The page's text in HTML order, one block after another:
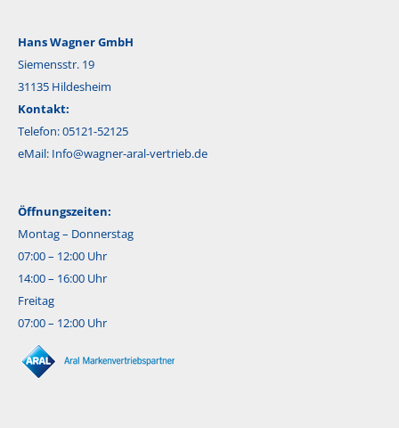
Hans Wagner GmbH
Siemensstr. 19
31135 Hildesheim
Kontakt:
Telefon: 05121-52125
eMail: Info@wagner-aral-vertrieb.de
Öffnungszeiten:
Montag – Donnerstag
07:00 – 12:00 Uhr
14:00 – 16:00 Uhr
Freitag
07:00 – 12:00 Uhr